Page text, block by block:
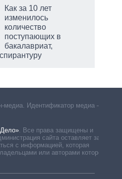
Как за 10 лет
изменилось
количество
поступающих в
бакалавриат,
медиа. Идентификатор медиа –
Все права защищены и
сайта оставляет за
с информацией, которая
или авторами которой